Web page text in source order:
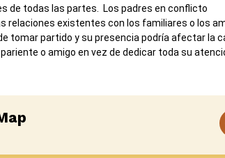
de todas las partes. Los padres en conflicto
relaciones existentes con los familiares o los
tomar partido y su presencia podría afectar la
o amigo en vez de dedicar toda su